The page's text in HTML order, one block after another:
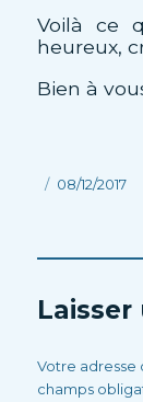
Voilà ce
heureux,
Bien à
Publié
08/12/2017
Votre adresse
champs